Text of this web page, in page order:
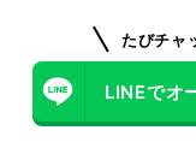
たびチャ
LINEでオ